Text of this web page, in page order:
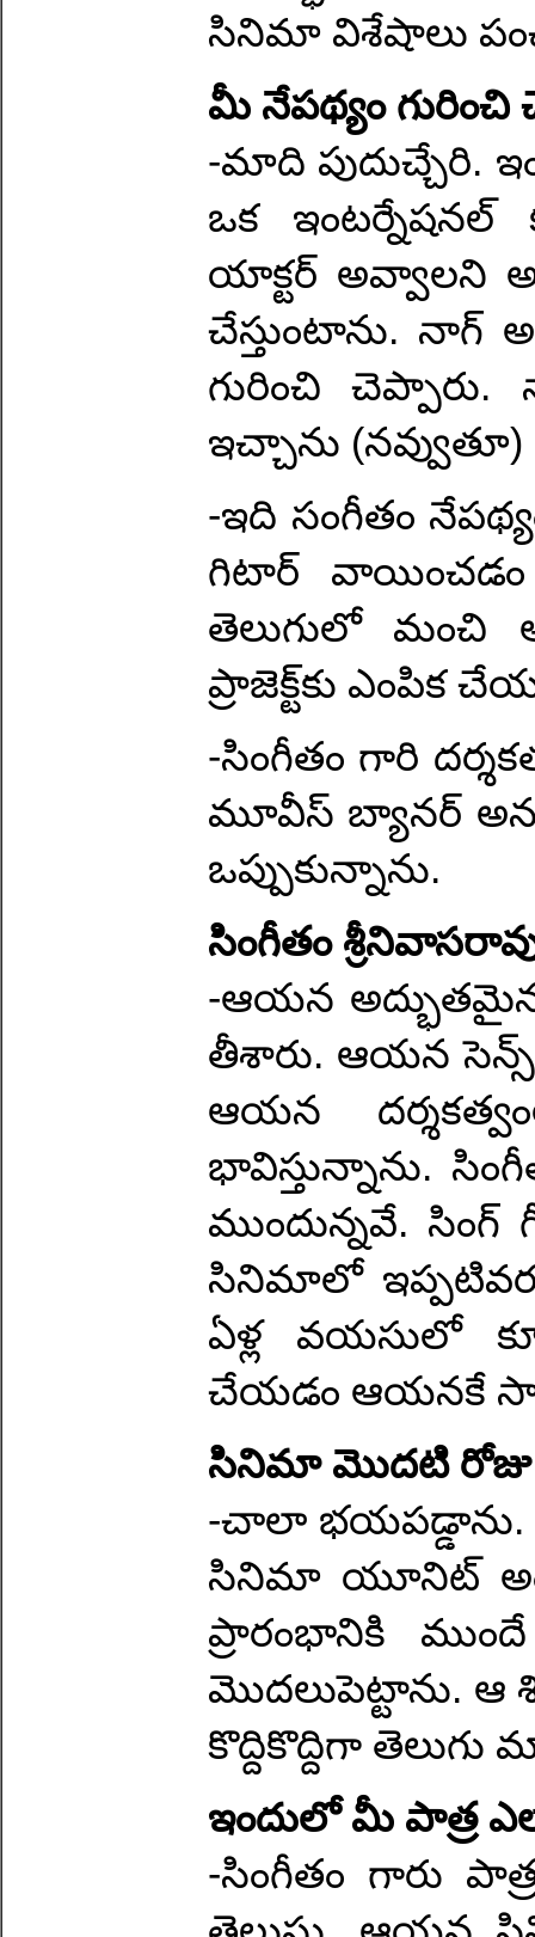
సినిమా విశేషాలు
మీ నేపథ్యం గురించి
-మాది పుదుచ్చేరి.
ఒక ఇంటర్నేషనల్
యాక్టర్ అవ్వాలని
చేస్తుంటాను.
గురించి
ఇచ్చాను (నవ్వుతూ)
-ఇది సంగీతం
గిటార్ వాయించడం
తెలుగులో మంచి
ప్రాజెక్ట్‌కు ఎంపిక
-సింగీతం గారి
మూవీస్ బ్యానర్
ఒప్పుకున్నాను.
సింగీతం
-ఆయన
తీశారు. ఆయన
ఆయన
భావిస్తున్నాను.
ముందున్నవే.
సినిమాలో
ఏళ్ల వయసులో
చేయడం ఆయనకే
సినిమా మొదటి రోజు
-చాలా భయపడ్డాను.
సినిమా యూనిట్
ప్రారంభానికి
మొదలుపెట్టాను. ఆ
కొద్దికొద్దిగా తెలుగు
ఇందులో మీ పాత్ర
-సింగీతం గారు